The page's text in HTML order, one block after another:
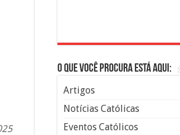
O que você procura está aqui:
Artigos
Notícias Católicas
Eventos Católicos